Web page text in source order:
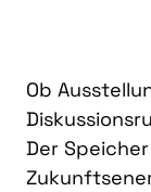
Ob
Der